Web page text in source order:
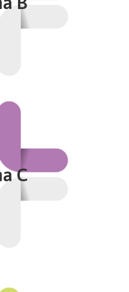
ambulatoriale
C
C
valida assistenza
sanitarie private.
per persona.
D